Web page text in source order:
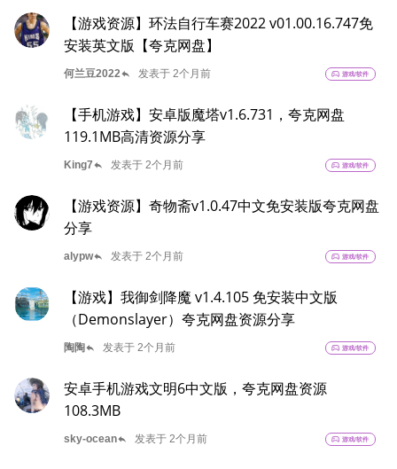
【游戏资源】环法自行车赛2022 v01.00.16.747免
安装英文版【夸克网盘】
何兰豆2022reply 发表于 2个月前 sports_esports 游戏/软件
【手机游戏】安卓版魔塔v1.6.731，夸克网盘
119.1MB高清资源分享
King7reply 发表于 2个月前 sports_esports 游戏/软件
【游戏资源】奇物斋v1.0.47中文免安装版夸克网盘
分享
alypwreply 发表于 2个月前 sports_esports 游戏/软件
【游戏】我御剑降魔 v1.4.105 免安装中文版
（Demonslayer）夸克网盘资源分享
陶陶reply 发表于 2个月前 sports_esports 游戏/软件
安卓手机游戏文明6中文版，夸克网盘资源
108.3MB
sky-oceanreply 发表于 2个月前 sports_esports 游戏/软件